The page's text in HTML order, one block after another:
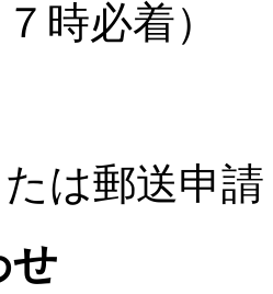
時必着）
は郵送申請
せ